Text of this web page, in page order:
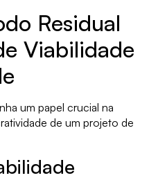
Residual
Viabilidade
um papel crucial na
de um projeto de